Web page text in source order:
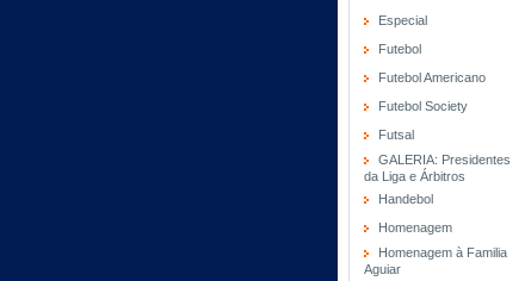
Especial
Futebol
Futebol Americano
Futebol Society
Futsal
GALERIA: Presidentes
da Liga e Árbitros
Handebol
Homenagem
Homenagem à Familia
Aguiar